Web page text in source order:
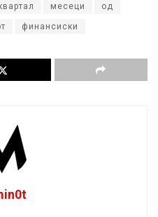
месеци од
финансиски